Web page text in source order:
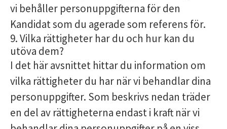
vi behåller personuppgifterna för den
Kandidat som du agerade som referens för.
9. Vilka rättigheter har du och hur kan du
utöva dem?
I det här avsnittet hittar du information om
vilka rättigheter du har när vi behandlar dina
personuppgifter. Som beskrivs nedan träder
en del av rättigheterna endast i kraft när vi